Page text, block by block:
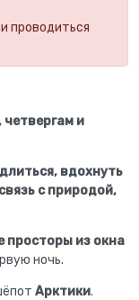
проводиться
и
вдохнуть
с природой,
просторы из окна
ночь.
Арктики.